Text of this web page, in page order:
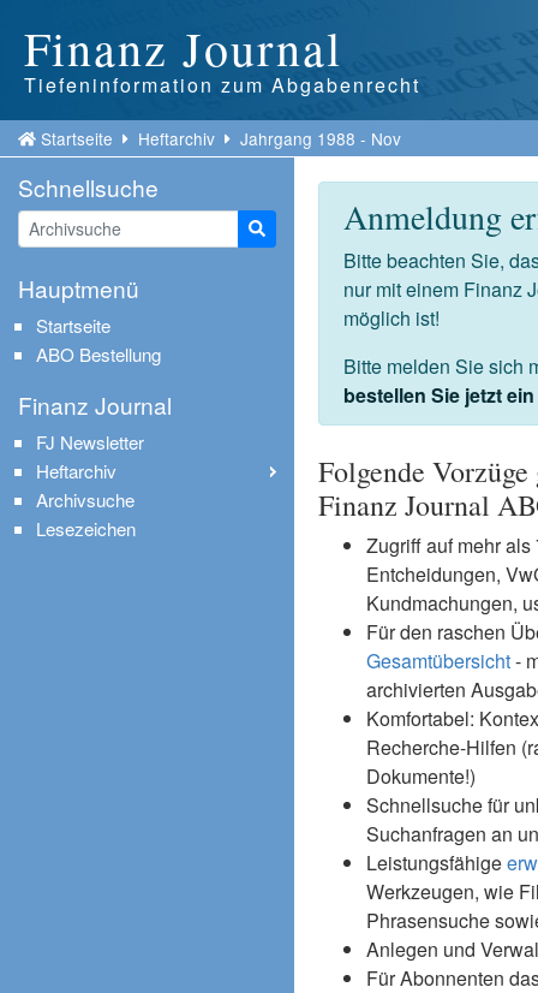
Finanz Journal
Tiefeninformation zum Abgabenrecht
Startseite Heftarchiv Jahrgang 1988 - Nov
Anmeldung
Bitte beachten Sie,
nur mit einem Finanz
möglich ist!
Bitte melden Sie sich
bestellen Sie jetzt
Folgende
Finanz Journal
Zugriff auf mehr
Entcheidungen,
Kundmachungen,
Für den raschen
Gesamtübersicht-
archivierten
Komfortabel:
Recherche-Hilfen
Dokumente!)
Schnellsuche für
Suchanfragen an
Leistungsfähige
Werkzeugen, wie
Phrasensuche
Anlegen und
Für Abonnenten
Schnellsuche
Suche starten
Hauptmenü
Startseite
ABO Bestellung
Finanz Journal
FJ Newsletter
Heftarchiv
Archivsuche
Lesezeichen